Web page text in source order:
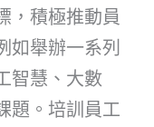
，積極推動員
如舉辦一系列
智慧、大數
題。培訓員工